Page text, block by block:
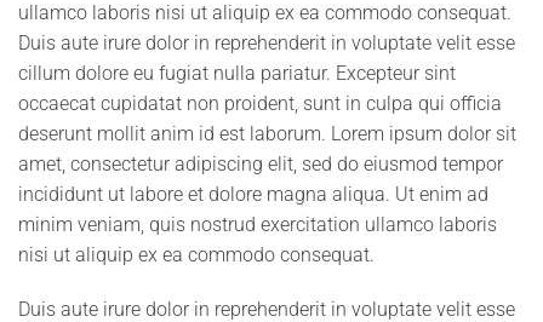
ullamco laboris nisi ut aliquip ex ea commodo consequat.
Duis aute irure dolor in reprehenderit in voluptate velit esse
cillum dolore eu fugiat nulla pariatur. Excepteur sint
occaecat cupidatat non proident, sunt in culpa qui officia
deserunt mollit anim id est laborum. Lorem ipsum dolor sit
amet, consectetur adipiscing elit, sed do eiusmod tempor
incididunt ut labore et dolore magna aliqua. Ut enim ad
minim veniam, quis nostrud exercitation ullamco laboris
nisi ut aliquip ex ea commodo consequat.
Duis aute irure dolor in reprehenderit in voluptate velit esse